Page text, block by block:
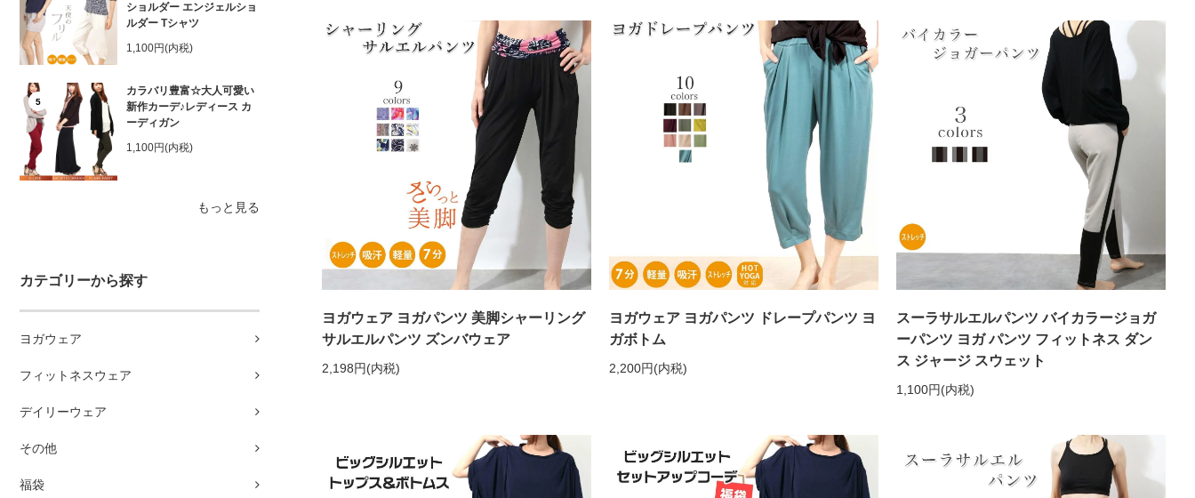
ショルダー エンジェルショ
ルダー Tシャツ
1,100円(内税)
5
カラバリ豊富☆大人可愛い
新作カーデ♪レディース カ
ーディガン
1,100円(内税)
もっと見る
カテゴリーから探す
ヨガウェア
フィットネスウェア
デイリーウェア
その他
福袋
ヨガウェア ヨガパンツ 美脚シャーリング
サルエルパンツ ズンバウェア
2,198円(内税)
ヨガウェア ヨガパンツ ドレープパンツ ヨ
ガボトム
2,200円(内税)
スーラサルエルパンツ バイカラージョガ
ーパンツ ヨガ パンツ フィットネス ダン
ス ジャージ スウェット
1,100円(内税)